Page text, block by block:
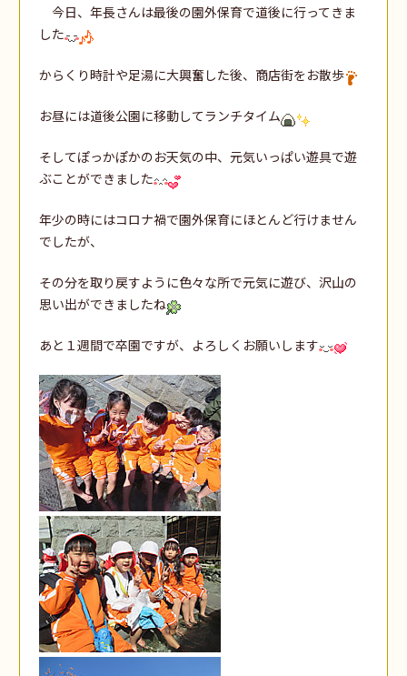
今日、年長さんは最後の園外保育で道後に行ってきま
した
からくり時計や足湯に大興奮した後、商店街をお散歩
お昼には道後公園に移動してランチタイム
そしてぽっかぽかのお天気の中、元気いっぱい遊具で遊
ぶことができました
年少の時にはコロナ禍で園外保育にほとんど行けません
でしたが、
その分を取り戻すように色々な所で元気に遊び、沢山の
思い出ができましたね
あと１週間で卒園ですが、よろしくお願いします